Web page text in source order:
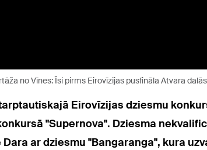
no Vīnes: Īsi pirms Eirovīzijas pusfināla Atvara
Eirovīzijas dziesmu
"Supernova". Dziesma
ar dziesmu "Bangaranga", kura